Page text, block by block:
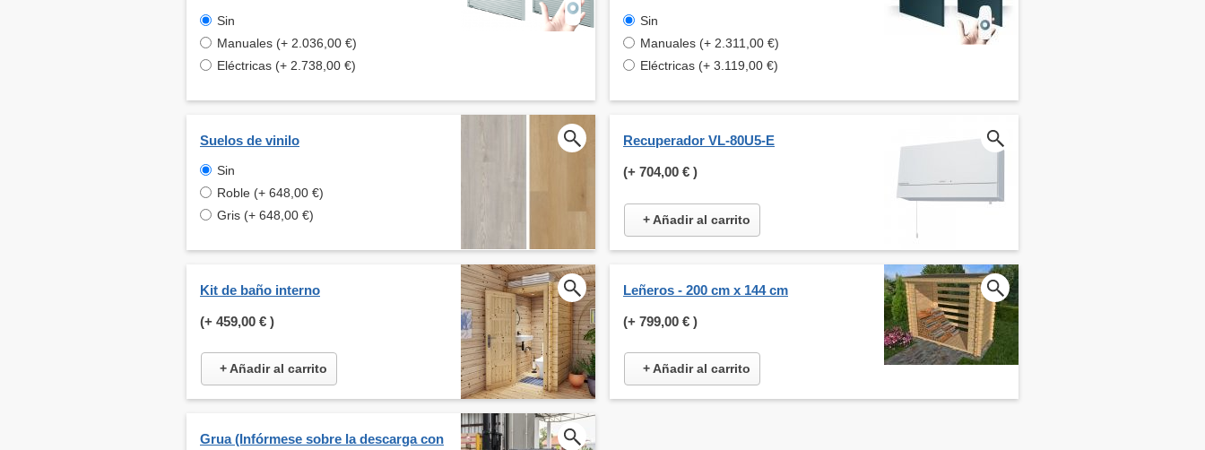
Sin
Manuales (+ 2.036,00 €)
Eléctricas (+ 2.738,00 €)
Sin
Manuales (+ 2.311,00 €)
Eléctricas (+ 3.119,00 €)
Suelos de vinilo
Sin
Roble (+ 648,00 €)
Gris (+ 648,00 €)
Recuperador VL-80U5-E
(+ 704,00 € )
+ Añadir al carrito
Kit de baño interno
(+ 459,00 € )
+ Añadir al carrito
Leñeros - 200 cm x 144 cm
(+ 799,00 € )
+ Añadir al carrito
Grua (Infórmese sobre la descarga con